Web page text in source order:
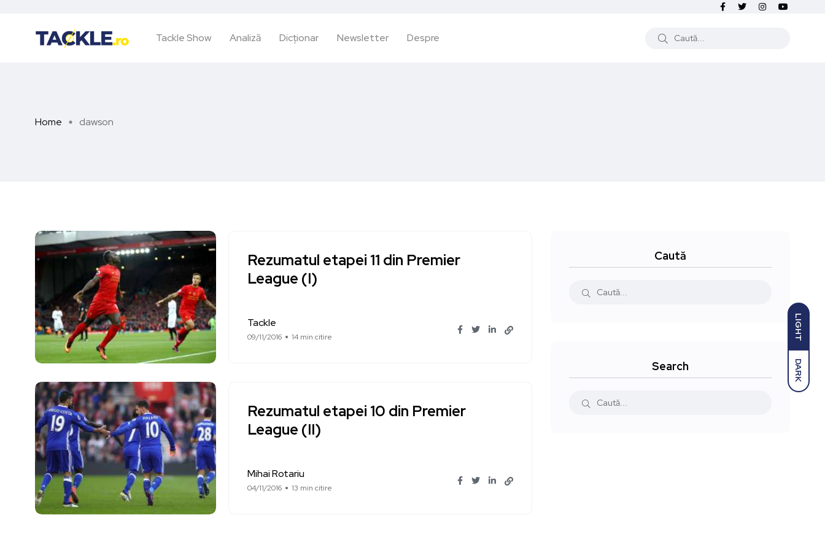
LIGHT
DARK
Tackle Show Analiză Dicționar Newsletter Despre
Home dawson
Rezumatul etapei 11 din Premier
League (I)
Tackle
09/11/2016 14 min citire
Rezumatul etapei 10 din Premier
League (II)
Mihai Rotariu
04/11/2016 13 min citire
Caută
Search